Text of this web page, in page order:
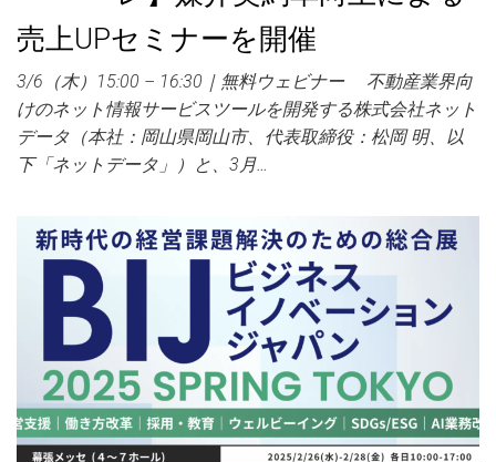
売上UPセミナーを開催
3/6（木）15:00 – 16:30｜無料ウェビナー 不動産業界向
けのネット情報サービスツールを開発する株式会社ネット
データ（本社：岡山県岡山市、代表取締役：松岡 明、以
下「ネットデータ」）と、3月…